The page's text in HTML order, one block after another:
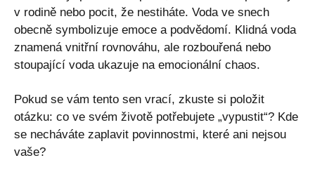
v rodině nebo pocit, že nestiháte. Voda ve snech
obecně symbolizuje emoce a podvědomí. Klidná voda
znamená vnitřní rovnováhu, ale rozbouřená nebo
stoupající voda ukazuje na emocionální chaos.
Pokud se vám tento sen vrací, zkuste si položit
otázku: co ve svém životě potřebujete „vypustit“? Kde
se necháváte zaplavit povinnostmi, které ani nejsou
vaše?